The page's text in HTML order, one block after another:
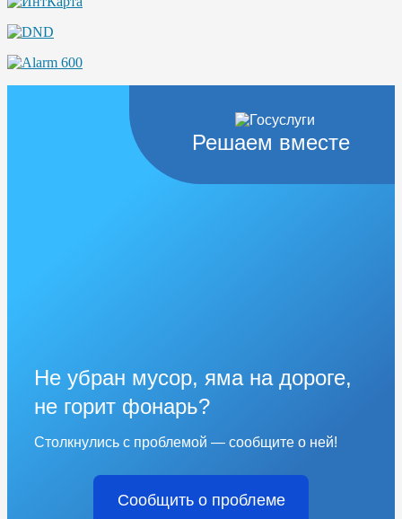
Решаем вместе
Не убран мусор, яма на дороге,
не горит фонарь?
Столкнулись с проблемой — сообщите о ней!
Сообщить о проблеме